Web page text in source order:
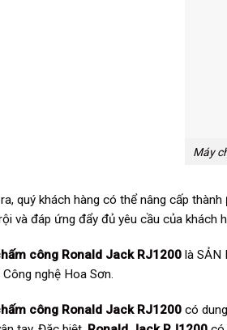
Máy
quý khách hàng có thể nâng cấp thành
và đáp ứng đẩy đủ yêu cầu của khách
công Ronald Jack RJ1200 là SẢN
nghệ Hoa Sơn.
công Ronald Jack RJ1200 có